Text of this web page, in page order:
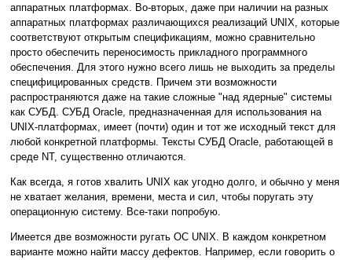
аппаратных платформах. Во-вторых, даже при наличии на разных
аппаратных платформах различающихся реализаций UNIX, которые
соответствуют открытым спецификациям, можно сравнительно
просто обеспечить переносимость прикладного программного
обеспечения. Для этого нужно всего лишь не выходить за пределы
специфицированных средств. Причем эти возможности
распространяются даже на такие сложные "над ядерные" системы
как СУБД. СУБД Oracle, предназначенная для использования на
UNIX-платформах, имеет (почти) один и тот же исходный текст для
любой конкретной платформы. Тексты СУБД Oracle, работающей в
среде NT, существенно отличаются.
Как всегда, я готов хвалить UNIX как угодно долго, и обычно у меня
не хватает желания, времени, места и сил, чтобы поругать эту
операционную систему. Все-таки попробую.
Имеется две возможности ругать ОС UNIX. В каждом конкретном
варианте можно найти массу дефектов. Например, если говорить о